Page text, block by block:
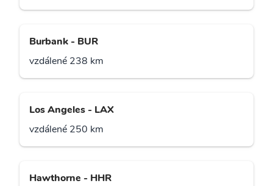
Burbank - BUR
vzdálené 238 km
Los Angeles - LAX
vzdálené 250 km
Hawthorne - HHR